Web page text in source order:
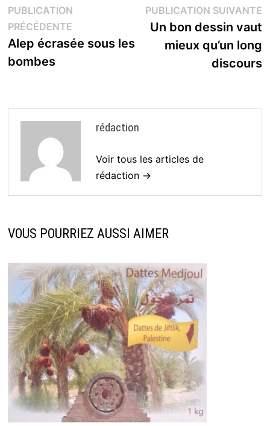
Navigation
de
l’article
PUBLICATION
PRÉCÉDENTEPublication
précédente :
Alep écrasée sous les
bombes
PUBLICATION SUIVANTE
Un bon dessin vaut
mieux qu’un long
discours
rédaction
Voir tous les articles de
rédaction →
VOUS POURRIEZ AUSSI AIMER